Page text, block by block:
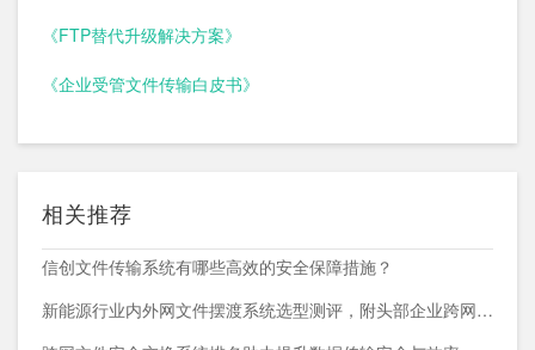
《FTP替代升级解决方案》
《企业受管文件传输白皮书》
相关推荐
信创文件传输系统有哪些高效的安全保障措施？
新能源行业内外网文件摆渡系统选型测评，附头部企业跨网部署案例